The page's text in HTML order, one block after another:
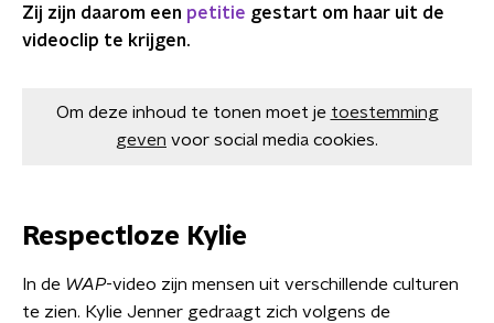
Zij zijn daarom een petitie gestart om haar uit de
videoclip te krijgen.
Om deze inhoud te tonen moet je toestemming
geven voor social media cookies.
Respectloze Kylie
In de WAP-video zijn mensen uit verschillende culturen
te zien. Kylie Jenner gedraagt zich volgens de